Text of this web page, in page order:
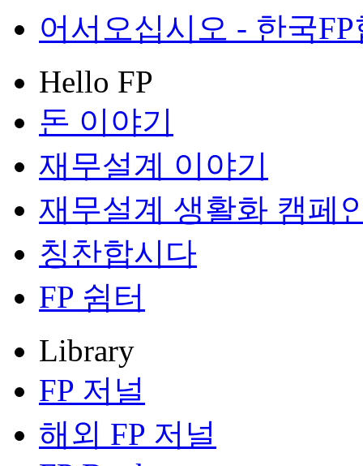
어서오십시오 - 한국
Hello FP
돈 이야기
재무설계 이야기
재무설계 생활화 캠페
칭찬합시다
FP 쉼터
Library
FP 저널
해외 FP 저널